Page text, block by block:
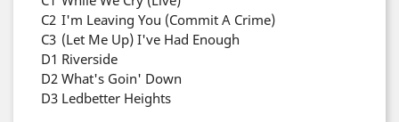
C2 I'm Leaving You (Commit A Crime)
C3 (Let Me Up) I've Had Enough
D1 Riverside
D2 What's Goin' Down
D3 Ledbetter Heights